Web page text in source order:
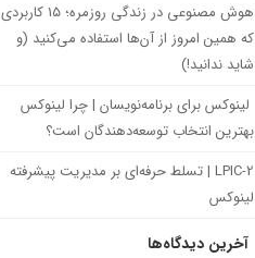
هوش مصنوعی در زندگی روزمره؛ ۱۵ کاربردی
که همین امروز از آن‌ها استفاده می‌کنید (و
شاید ندانید!)
لینوکس برای برنامه‌نویسان | چرا لینوکس
بهترین انتخاب توسعه‌دهندگان است؟
LPIC-2 | تسلط حرفه‌ای بر مدیریت پیشرفته
لینوکس
آخرین دیدگاه‌ها